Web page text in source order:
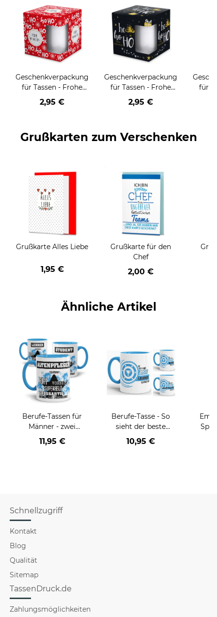
Geschenkverpackung
für Tassen - Frohe
Weihnachten - HO
HO HO - rot
2,95 €
Geschenkverpackung
für Tassen - Frohe
Weihnachten - HO
HO HO - schwarz
2,95 €
für
Grußkarten zum Verschenken
Grußkarte Alles Liebe
1,95 €
Grußkarte für den
Chef
2,00 €
Ähnliche Artikel
Berufe-Tassen für
Männer - zwei
Farbvarianten
11,95 €
Berufe-Tasse - So
sieht der beste
BERUF aus -
verschiedene Berufe
10,95 €
Schnellzugriff
Kontakt
Blog
Qualität
Sitemap
TassenDruck.de
Zahlungsmöglichkeiten